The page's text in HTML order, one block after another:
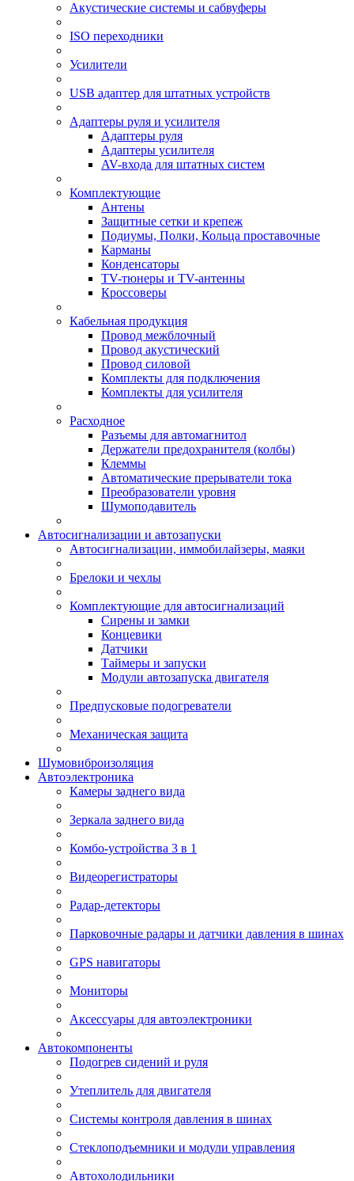
Акустические системы и сабвуферы
ISO переходники
Усилители
USB адаптер для штатных устройств
Адаптеры руля и усилителя
Адаптеры руля
Адаптеры усилителя
AV-входа для штатных систем
Комплектующие
Антены
Защитные сетки и крепеж
Подиумы, Полки, Кольца проставочные
Карманы
Конденсаторы
TV-тюнеры и TV-антенны
Кроссоверы
Кабельная продукция
Провод межблочный
Провод акустический
Провод силовой
Комплекты для подключения
Комплекты для усилителя
Расходное
Разъемы для автомагнитол
Держатели предохранителя (колбы)
Клеммы
Автоматические прерыватели тока
Преобразователи уровня
Шумоподавитель
Автосигнализации и автозапуски
Автосигнализации, иммобилайзеры, маяки
Брелоки и чехлы
Комплектующие для автосигнализаций
Сирены и замки
Концевики
Датчики
Таймеры и запуски
Модули автозапуска двигателя
Предпусковые подогреватели
Механическая защита
Шумовиброизоляция
Автоэлектроника
Камеры заднего вида
Зеркала заднего вида
Комбо-устройства 3 в 1
Видеорегистраторы
Радар-детекторы
Парковочные радары и датчики давления в шинах
GPS навигаторы
Мониторы
Аксессуары для автоэлектроники
Автокомпоненты
Подогрев сидений и руля
Утеплитель для двигателя
Системы контроля давления в шинах
Стеклоподъемники и модули управления
Автохолодильники